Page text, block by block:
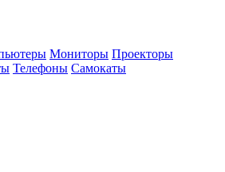
Мониторы Проекторы
Телефоны Самокаты